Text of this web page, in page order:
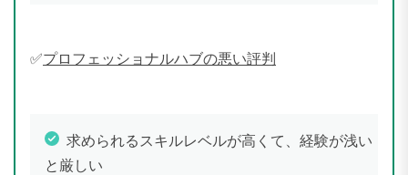
✅プロフェッショナルハブの悪い評判
求められるスキルレベルが高くて、経験が浅い
と厳しい